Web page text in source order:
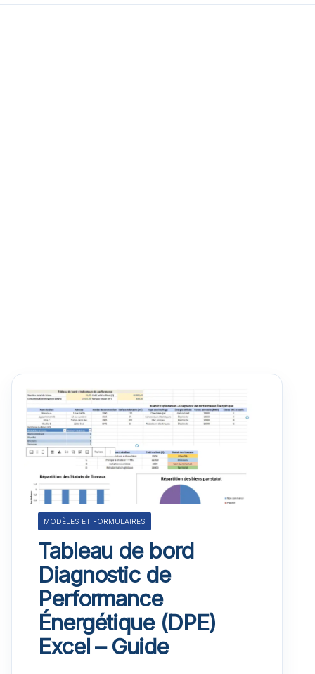
MODÈLES ET FORMULAIRES
Tableau de bord
Diagnostic de
Performance
Énergétique (DPE)
Excel – Guide